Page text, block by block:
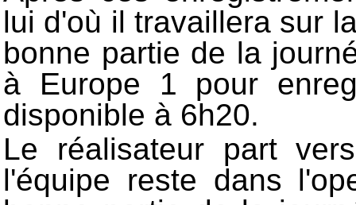
lui d'où il travaillera sur
bonne partie de la
à Europe 1 pour
disponible à 6h20.
Le réalisateur part
l'équipe reste dans